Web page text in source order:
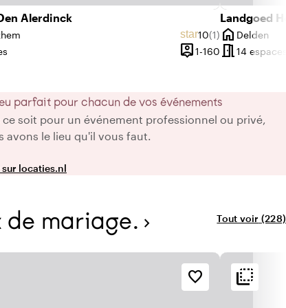
10
Alerdinck
starNote moyenne de
10Nombre d'avis : 1
(1)
person_pin
Capacité
1-160 De 1 à 160
Landgoed
home
Ville
Delden
meeting_room14
parfait pour chacun de vos événements
ce soit pour un événement professionnel ou privé,
avons le lieu qu'il vous faut.
locaties.nl
de mariage. chevron_right Tout voir (228)
favorite_border
Ambiance
style
flip_to_back
flip_to_back
Accessibilité et emplacement
emoji_nature